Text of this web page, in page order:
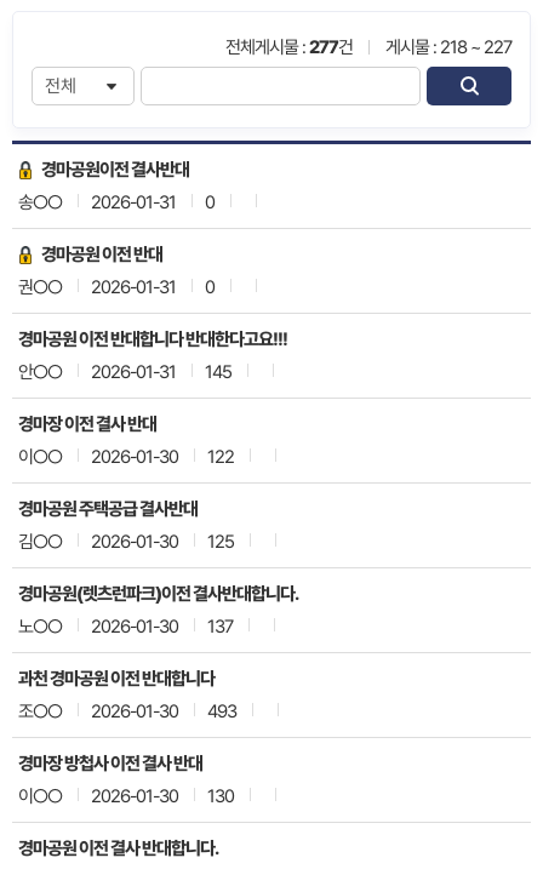
전체게시물 :277건 게시물 : 218 ~ 227
경마공원이전 결사반대
송○○
2026-01-31 0
경마공원 이전 반대
권○○
2026-01-31 0
경마공원 이전 반대합니다 반대한다고요!!!
안○○
2026-01-31 145
경마장 이전 결사 반대
이○○
2026-01-30 122
경마공원 주택공급 결사반대
김○○
2026-01-30 125
경마공원(렛츠런파크)이전 결사반대합니다.
노○○
2026-01-30 137
과천 경마공원 이전 반대합니다
조○○
2026-01-30 493
경마장 방첩사 이전 결사 반대
이○○
2026-01-30 130
경마공원 이전 결사 반대합니다.